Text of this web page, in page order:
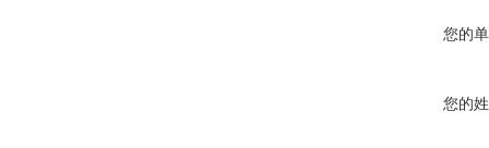
您的
您的